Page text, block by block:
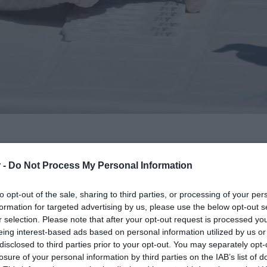
- Do Not Process My Personal Information
opt-out of the sale, sharing to third parties, or processing of your
for targeted advertising by us, please use the below opt-out
selection. Please note that after your opt-out request is processed
interest-based ads based on personal information utilized by us
to third parties prior to your opt-out. You may separately
of your personal information by third parties on the IAB’s list of
(ΚΟΜΥ) του Εθνικού Οργανισμού
σε κεντρικά σημεία σε ολόκληρη την
πραγματοποιήσουν δωρεάν rapid test
τα ακόλουθα: